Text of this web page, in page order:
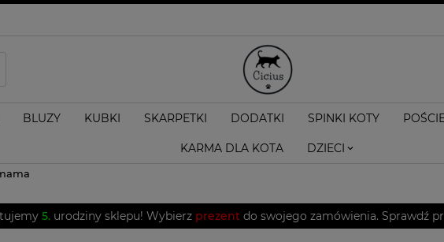
BLUZY KUBKI SKARPETKI DODATKI SPINKI KOTY
KARMA DLA KOTA DZIECI
5. urodziny sklepu! Wybierz prezent do swojego zamówienia. Sprawdź